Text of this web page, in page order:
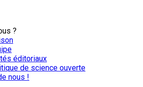
?
éditoriaux
de science ouverte
nous !